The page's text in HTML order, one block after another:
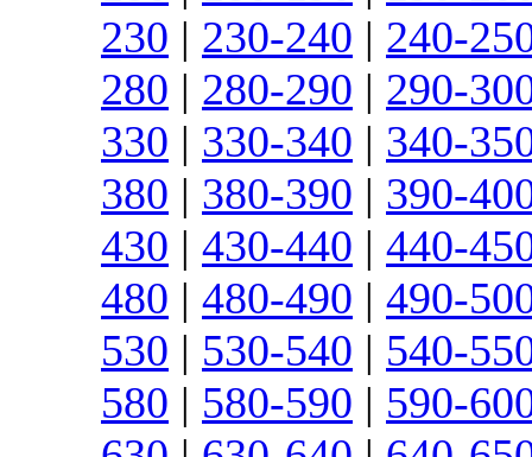
230 | 230-240 | 240-
280 | 280-290 | 290-
330 | 330-340 | 340-
380 | 380-390 | 390-
430 | 430-440 | 440-
480 | 480-490 | 490-
530 | 530-540 | 540-
580 | 580-590 | 590-